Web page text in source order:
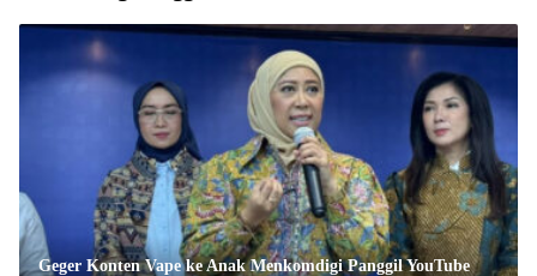
Geger Konten Vape ke Anak Menkomdigi Panggil YouTube